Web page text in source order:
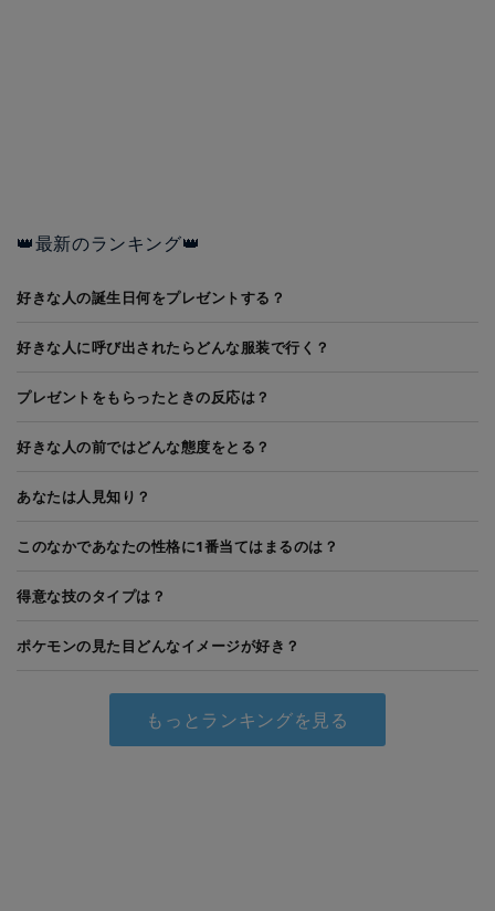
👑最新のランキング👑
好きな人の誕生日何をプレゼントする？
好きな人に呼び出されたらどんな服装で行く？
プレゼントをもらったときの反応は？
好きな人の前ではどんな態度をとる？
あなたは人見知り？
このなかであなたの性格に1番当てはまるのは？
得意な技のタイプは？
ポケモンの見た目どんなイメージが好き？
もっとランキングを見る